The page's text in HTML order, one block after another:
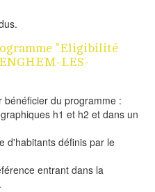
"Eligibilité
LES-
bénéficier du programme :
h1 et h2 et dans un
d'habitants définis par le
entrant dans la